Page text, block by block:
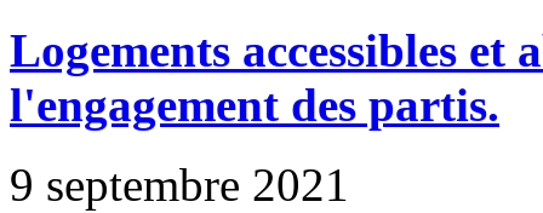
Logements accessibles et
l'engagement des partis.
9 septembre 2021